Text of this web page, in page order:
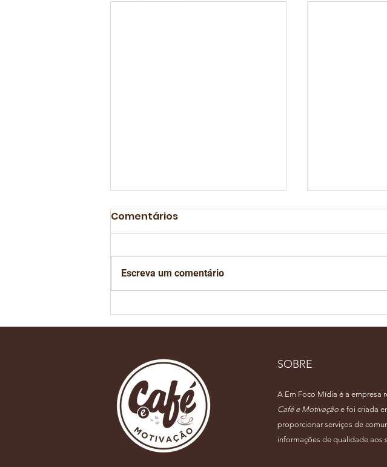
Está chegando o dia de
mais um São Paulo
do Ibirapuera em São
Paulo
reúne
Comentários
Escreva um comentário
SOBRE
A Em Foco Mídia é a empresa
Café e Motivação e foi criada
proporcionar serviços de
informações de qualidade aos